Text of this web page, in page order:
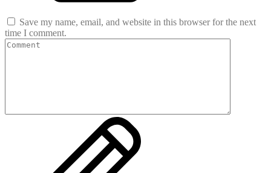
Save my name, email, and website in this browser for the next
time I comment.